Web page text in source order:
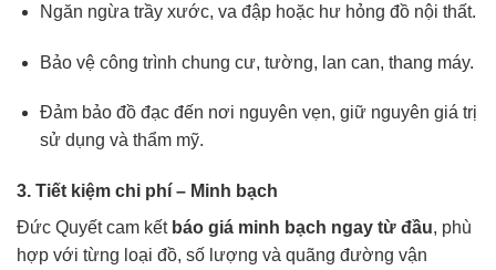
Ngăn ngừa trầy xước, va đập hoặc hư hỏng đồ nội thất.
Bảo vệ công trình chung cư, tường, lan can, thang máy.
Đảm bảo đồ đạc đến nơi nguyên vẹn, giữ nguyên giá trị
sử dụng và thẩm mỹ.
3. Tiết kiệm chi phí – Minh bạch
Đức Quyết cam kết báo giá minh bạch ngay từ đầu, phù
hợp với từng loại đồ, số lượng và quãng đường vận